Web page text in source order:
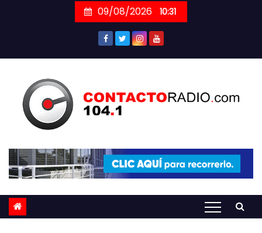
09/08/2026 10:31